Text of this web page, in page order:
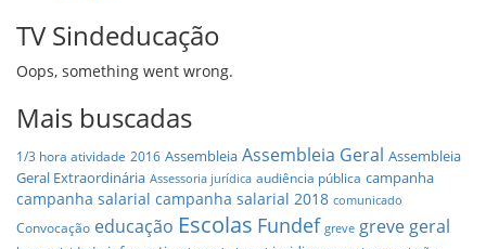
TV Sindeducação
Oops, something went wrong.
Mais buscadas
1/3 hora atividade 2016 Assembleia Assembleia Geral Assembleia
Geral Extraordinária Assessoria jurídica audiência pública campanha
campanha salarial campanha salarial 2018 comunicado
Convocação educação Escolas Fundef greve greve geral